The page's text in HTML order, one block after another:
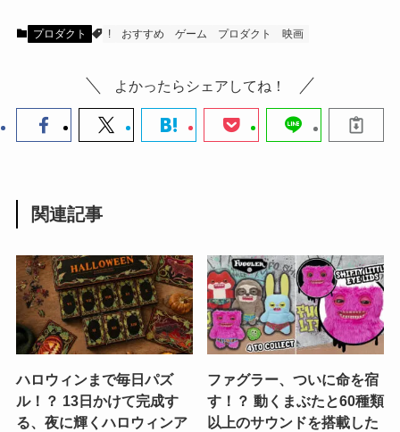
プロダクト ! おすすめ ゲーム プロダクト 映画
よかったらシェアしてね！
関連記事
ハロウィンまで毎日パズ
ル！？ 13日かけて完成す
る、夜に輝くハロウィンア
ファグラー、ついに命を宿
す！？ 動くまぶたと60種類
以上のサウンドを搭載した